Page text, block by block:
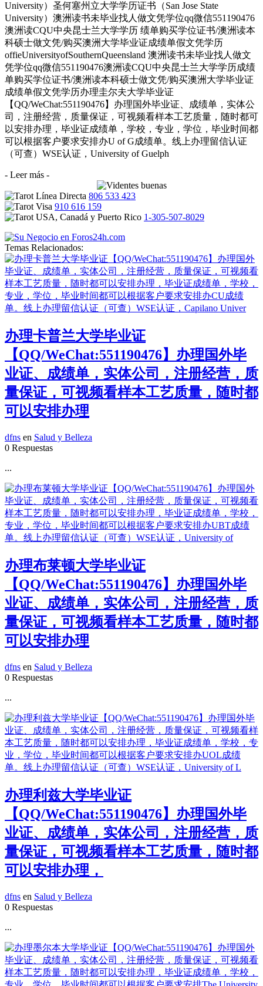
University）圣何塞州立大学学历证书（San Jose State
University）澳洲读书未毕业找人做文凭学位qq微信551190476
澳洲读CQU中央昆士兰大学学历 绩单购买学位证书/澳洲读本
科硕士做文凭/购买澳洲大学毕业证成绩单假文凭学历
offieUniversityofSouthernQueensland 澳洲读书未毕业找人做文
凭学位qq微信551190476澳洲读CQU中央昆士兰大学学历成绩
单购买学位证书/澳洲读本科硕士做文凭/购买澳洲大学毕业证
成绩单假文凭学历办理圭尔夫大学毕业证
【QQ/WeChat:551190476】办理国外毕业证、成绩单，实体公
司，注册经营，质量保证，可视频看样本工艺质量，随时都可
以安排办理，毕业证成绩单，学校，专业，学位，毕业时间都
可以根据客户要求安排办U of G成绩单。线上办理留信认证
（可查）WSE认证，University of Guelph
- Leer más -
806 533 423
910 616 159
1-305-507-8029
Temas Relacionados:
办理卡普兰大学毕业证
【QQ/WeChat:551190476】办理国外毕
业证、成绩单，实体公司，注册经营，质
量保证，可视频看样本工艺质量，随时都
可以安排办理
dfns en Salud y Belleza
0 Respuestas
...
办理布莱顿大学毕业证
【QQ/WeChat:551190476】办理国外毕
业证、成绩单，实体公司，注册经营，质
量保证，可视频看样本工艺质量，随时都
可以安排办理
dfns en Salud y Belleza
0 Respuestas
...
办理利兹大学毕业证
【QQ/WeChat:551190476】办理国外毕
业证、成绩单，实体公司，注册经营，质
量保证，可视频看样本工艺质量，随时都
可以安排办理，
dfns en Salud y Belleza
0 Respuestas
...